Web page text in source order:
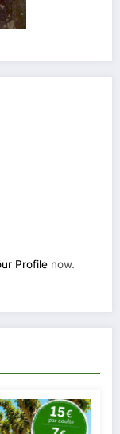
Profile now.